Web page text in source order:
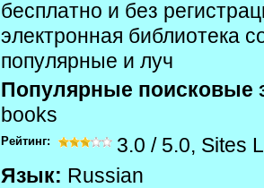
бесплатно и без
электронная библиотека
популярные и луч
Популярные поисковые
books
Рейтинг: 3.0 / 5.0, Sites
Язык: Russian